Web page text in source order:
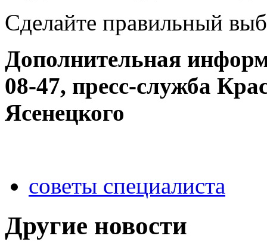
Сделайте правильный
Дополнительная
08-47, пресс-служба
Ясенецкого
советы специалиста
Другие новости